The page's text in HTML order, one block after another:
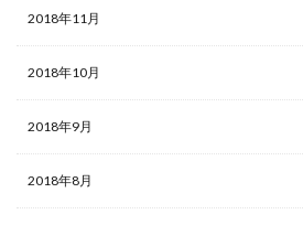
2018年11月
2018年10月
2018年9月
2018年8月